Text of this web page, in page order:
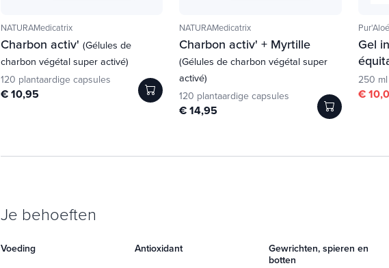
NATURAMedicatrix
Charbon activ' (Gélules de
charbon végétal super activé)
120 plantaardige capsules
€ 10,95
NATURAMedicatrix
Charbon activ' + Myrtille
(Gélules de charbon végétal super
activé)
120 plantaardige capsules
€ 14,95
Pur'Aloé
Gel
250 ml
€
Je behoeften
Voeding Antioxidant
Gewrichten, spieren en
botten